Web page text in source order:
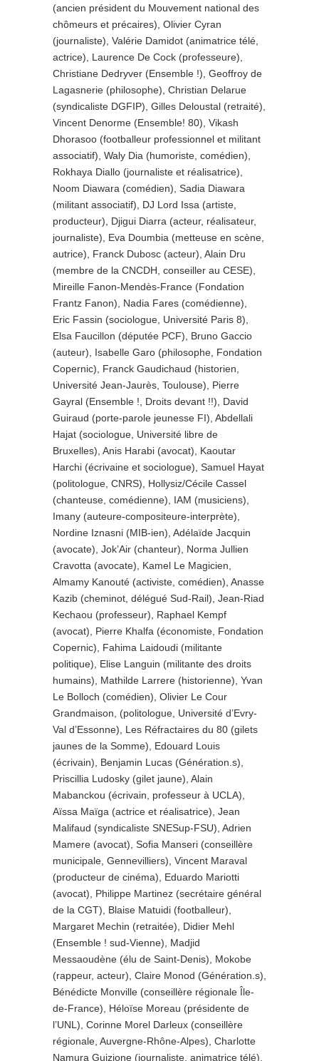
(ancien président du Mouvement national des
chômeurs et précaires), Olivier Cyran
(journaliste), Valérie Damidot (animatrice télé,
actrice), Laurence De Cock (professeure),
Christiane Dedryver (Ensemble !), Geoffroy de
Lagasnerie (philosophe), Christian Delarue
(syndicaliste DGFIP), Gilles Deloustal (retraité),
Vincent Denorme (Ensemble! 80), Vikash
Dhorasoo (footballeur professionnel et militant
associatif), Waly Dia (humoriste, comédien),
Rokhaya Diallo (journaliste et réalisatrice),
Noom Diawara (comédien), Sadia Diawara
(militant associatif), DJ Lord Issa (artiste,
producteur), Djigui Diarra (acteur, réalisateur,
journaliste), Eva Doumbia (metteuse en scène,
autrice), Franck Dubosc (acteur), Alain Dru
(membre de la CNCDH, conseiller au CESE),
Mireille Fanon-Mendès-France (Fondation
Frantz Fanon), Nadia Fares (comédienne),
Eric Fassin (sociologue, Université Paris 8),
Elsa Faucillon (députée PCF), Bruno Gaccio
(auteur), Isabelle Garo (philosophe, Fondation
Copernic), Franck Gaudichaud (historien,
Université Jean-Jaurès, Toulouse), Pierre
Gayral (Ensemble !, Droits devant !!), David
Guiraud (porte-parole jeunesse FI), Abdellali
Hajat (sociologue, Université libre de
Bruxelles), Anis Harabi (avocat), Kaoutar
Harchi (écrivaine et sociologue), Samuel Hayat
(politologue, CNRS), Hollysiz/Cécile Cassel
(chanteuse, comédienne), IAM (musiciens),
Imany (auteure-compositeure-interprète),
Nordine Iznasni (MIB-ien), Adélaïde Jacquin
(avocate), Jok’Air (chanteur), Norma Jullien
Cravotta (avocate), Kamel Le Magicien,
Almamy Kanouté (activiste, comédien), Anasse
Kazib (cheminot, délégué Sud-Rail), Jean-Riad
Kechaou (professeur), Raphael Kempf
(avocat), Pierre Khalfa (économiste, Fondation
Copernic), Fahima Laidoudi (militante
politique), Elise Languin (militante des droits
humains), Mathilde Larrere (historienne), Yvan
Le Bolloch (comédien), Olivier Le Cour
Grandmaison, (politologue, Université d’Evry-
Val d’Essonne), Les Réfractaires du 80 (gilets
jaunes de la Somme), Edouard Louis
(écrivain), Benjamin Lucas (Génération.s),
Priscillia Ludosky (gilet jaune), Alain
Mabanckou (écrivain, professeur à UCLA),
Aïssa Maïga (actrice et réalisatrice), Jean
Malifaud (syndicaliste SNESup-FSU), Adrien
Mamere (avocat), Sofia Manseri (conseillère
municipale, Gennevilliers), Vincent Maraval
(producteur de cinéma), Eduardo Mariotti
(avocat), Philippe Martinez (secrétaire général
de la CGT), Blaise Matuidi (footballeur),
Margaret Mechin (retraitée), Didier Mehl
(Ensemble ! sud-Vienne), Madjid
Messaoudène (élu de Saint-Denis), Mokobe
(rappeur, acteur), Claire Monod (Génération.s),
Bénédicte Monville (conseillère régionale Île-
de-France), Héloïse Moreau (présidente de
l’UNL), Corinne Morel Darleux (conseillère
régionale, Auvergne-Rhône-Alpes), Charlotte
Namura Guizione (journaliste, animatrice télé),